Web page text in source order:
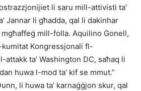
li saru mill-attivisti ta’
Jannar li għadda, qal li dakinhar
mgħaffeġ mill-folla. Aquilino Gonell,
Kongressjonali fl-
ta’ Washington DC, saħaq li
huwa l-mod ta’ kif se mmut.”
li huwa ta’ karnaġġjon skur, qal